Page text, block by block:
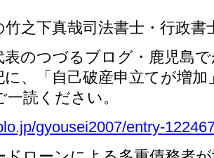
竹之下真哉司法書士・行政書
表のつづるブログ・鹿児島
に、「自己破産申立てが増
一読ください。
gyousei2007/entry-